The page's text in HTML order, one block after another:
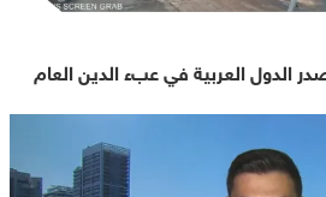
الدول العربية في عبء الدين العام